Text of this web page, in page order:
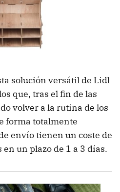
solución versátil de Lidl
que, tras el fin de las
volver a la rutina de los
forma totalmente
envío tienen un coste de
un plazo de 1 a 3 días.